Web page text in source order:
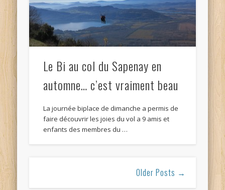
Le Bi au col du Sapenay en
automne… c’est vraiment beau
La journée biplace de dimanche a permis de
faire découvrir les joies du vol a 9 amis et
enfants des membres du …
Older Posts →